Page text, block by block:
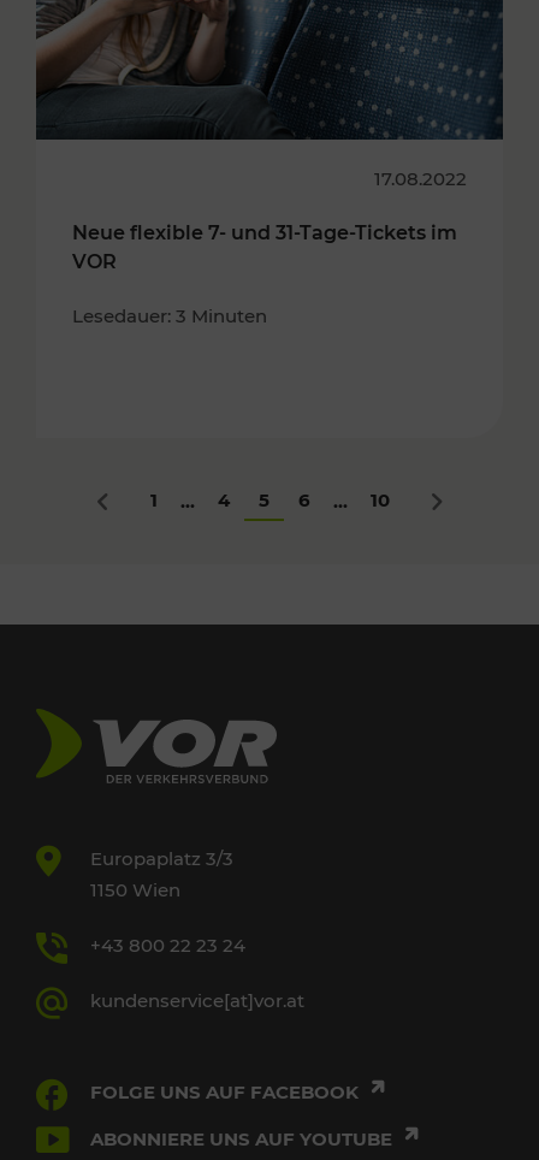
17.08.2022
Neue flexible 7- und 31-Tage-Tickets im
VOR
Lesedauer: 3 Minuten
Zurück
1 ... 4 5 6 ... 10 Nächstes
Europaplatz 3/3
1150 Wien
+43 800 22 23 24
kundenservice[at]vor.at
FOLGE UNS AUF FACEBOOK
ABONNIERE UNS AUF YOUTUBE